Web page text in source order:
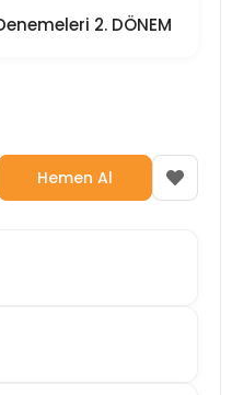
2. DÖNEM
Hemen Al